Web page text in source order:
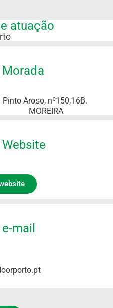
atuação
Morada
Aroso, nº150,16B.
MOREIRA
Website
e-mail